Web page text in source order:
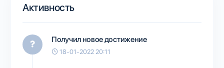
Активность
Получил новое достижение
18-01-2022 20:11